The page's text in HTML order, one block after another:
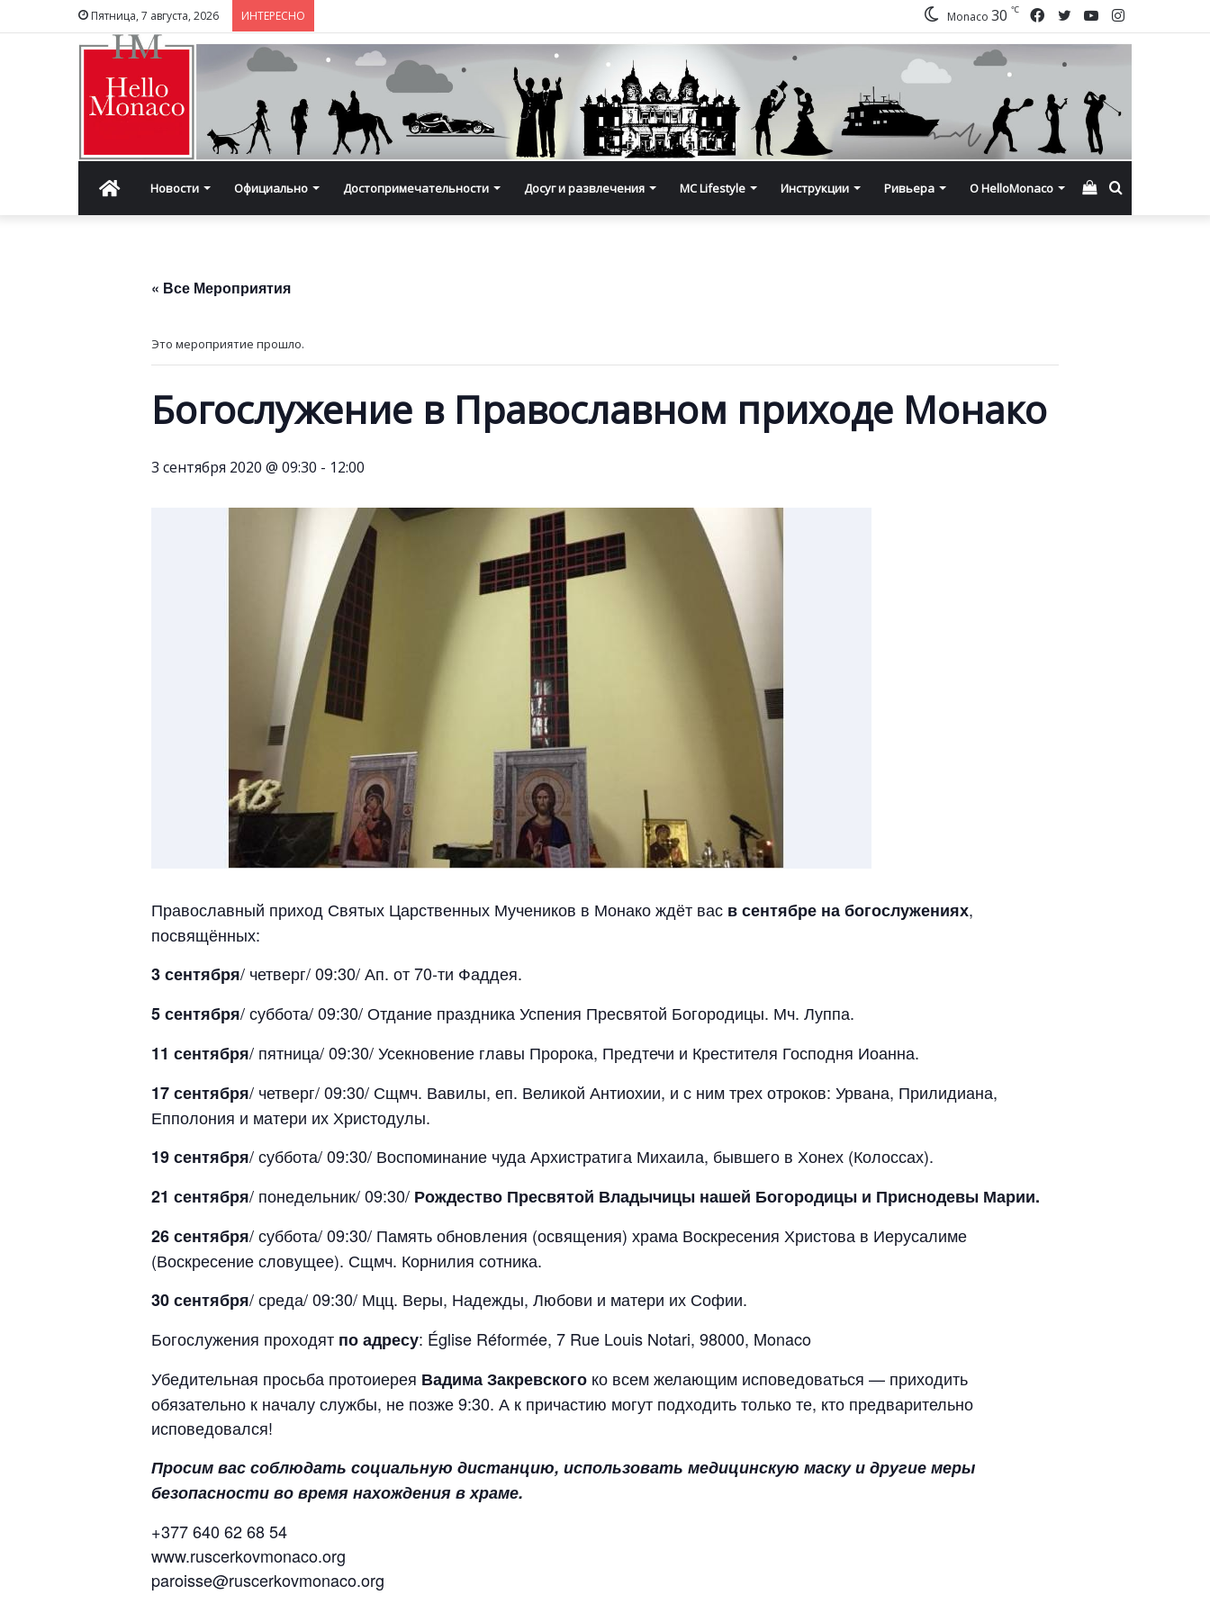
Пятница, 7 августа, 2026 ИНТЕРЕСНО Instagram
YouTube
Twitter
Facebook
Monaco 30 ℃
ГлавнаяНовости Официально Достопримечательности Досуг и развлечения MC Lifestyle Инструкции Ривьера О HelloMonaco Смотреть
« Все Мероприятия
Это мероприятие прошло.
Богослужение в Православном приходе Монако
3 сентября 2020 @ 09:30 - 12:00
Православный приход Святых Царственных Мучеников в Монако ждёт вас в сентябре на богослужениях,
посвящённых:
3 сентября/ четверг/ 09:30/ Ап. от 70-ти Фаддея.
5 сентября/ суббота/ 09:30/ Отдание праздника Успения Пресвятой Богородицы. Мч. Луппа.
11 сентября/ пятница/ 09:30/ Усекновение главы Пророка, Предтечи и Крестителя Господня Иоанна.
17 сентября/ четверг/ 09:30/ Сщмч. Вавилы, еп. Великой Антиохии, и с ним трех отроков: Урвана, Прилидиана,
Епполония и матери их Христодулы.
19 сентября/ суббота/ 09:30/ Воспоминание чуда Архистратига Михаила, бывшего в Хонех (Колоссах).
21 сентября/ понедельник/ 09:30/ Рождество Пресвятой Владычицы нашей Богородицы и Приснодевы Марии.
26 сентября/ суббота/ 09:30/ Память обновления (освящения) храма Воскресения Христова в Иерусалиме
(Воскресение словущее). Сщмч. Корнилия сотника.
30 сентября/ среда/ 09:30/ Мцц. Веры, Надежды, Любови и матери их Софии.
Богослужения проходят по адресу: Église Réformée, 7 Rue Louis Notari, 98000, Monaco
Убедительная просьба протоиерея Вадима Закревского ко всем желающим исповедоваться — приходить
обязательно к началу службы, не позже 9:30. А к причастию могут подходить только те, кто предварительно
исповедовался!
Просим вас соблюдать социальную дистанцию, использовать медицинскую маску и другие меры
безопасности во время нахождения в храме.
+377 640 62 68 54
www.ruscerkovmonaco.org
paroisse@ruscerkovmonaco.org